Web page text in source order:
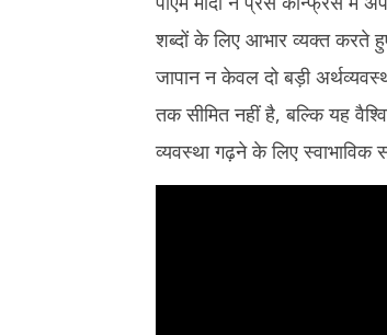
शब्दों के लिए आभार व्यक्त करते
जापान न केवल दो बड़ी
तक सीमित नहीं है, बल्कि यह
व्यवस्था गढ़ने के लिए स्वाभाविक